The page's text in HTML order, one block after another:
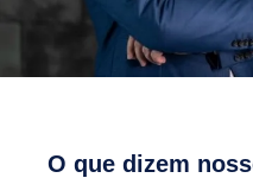
O que dizem